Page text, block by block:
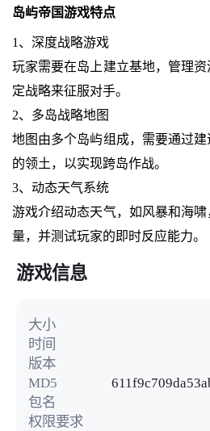
岛屿帝国游戏特点
1、深度战略游戏
玩家需要在岛上建立基地，管理
定战略来征服对手。
2、多岛战略地图
地图由多个岛屿组成，需要通过
的领土，以实现跨岛作战。
3、动态天气系统
游戏介绍动态天气，如风暴和海
量，并测试玩家的即时反应能力。
游戏信息
大小
时间
版本
MD5
包名
权限要求